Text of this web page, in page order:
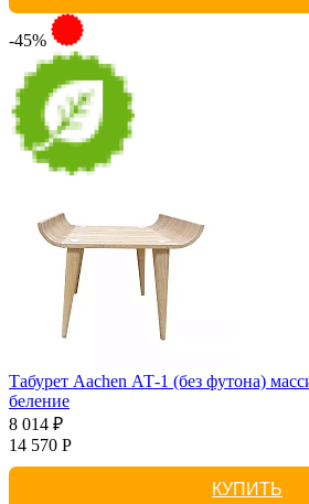
-45%
Табурет Aachen АТ-1 (без футона)
беление
8 014 ₽
14 570 Р
КУПИТЬ